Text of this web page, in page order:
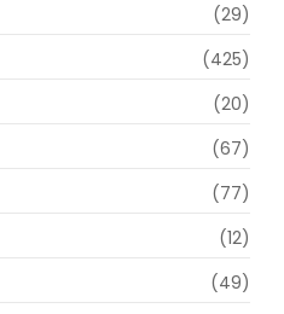
(29)
(425)
(20)
(67)
(77)
(12)
(49)